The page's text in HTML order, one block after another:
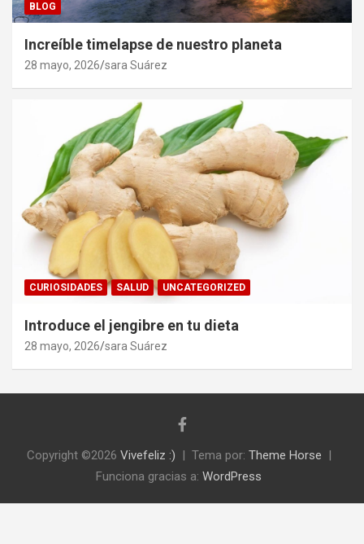
BLOG
Increíble timelapse de nuestro planeta
28 mayo, 2026 sara Suárez
CURIOSIDADES SALUD UNCATEGORIZED
Introduce el jengibre en tu dieta
28 mayo, 2026 sara Suárez
Copyright ©2026 Vivefeliz :) Tema por: Theme Horse
Funciona gracias a: WordPress